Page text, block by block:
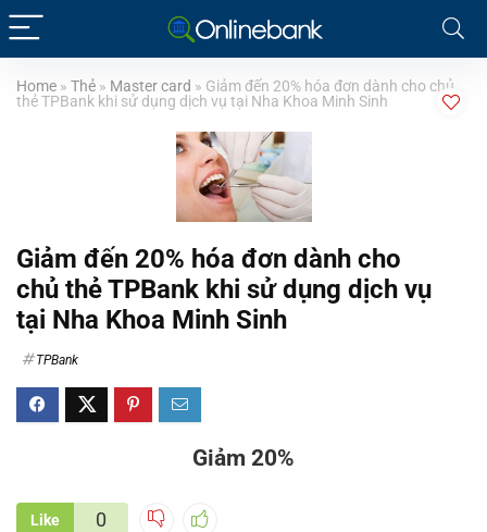
Home » Thẻ » Master card » Giảm đến 20% hóa đơn dành cho chủ
thẻ TPBank khi sử dụng dịch vụ tại Nha Khoa Minh Sinh
Giảm đến 20% hóa đơn dành cho
chủ thẻ TPBank khi sử dụng dịch vụ
tại Nha Khoa Minh Sinh
TPBank
Giảm 20%
Like 0